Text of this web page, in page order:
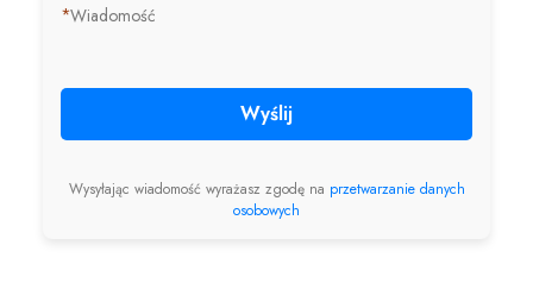
*Wiadomość
Wyślij
Wysyłając wiadomość wyrażasz zgodę na przetwarzanie danych
osobowych